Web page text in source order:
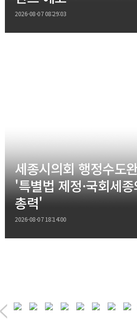
2026-08-07 08:29:03
세종시의회 행정수도
'특별법 제정·국회세
총력'
2026-08-07 18:14:00